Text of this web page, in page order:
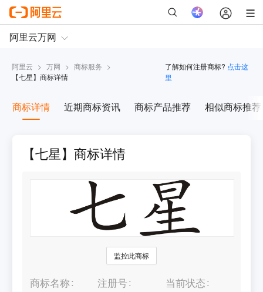
阿里云 > 万网 > 商标服务 >
【七星】商标详情
了解如何注册商标? 点击这
里
商标详情 近期商标资讯 商标产品推荐 相似商标推荐
【七星】商标详情
监控此商标
商标名称
注册号
当前状态